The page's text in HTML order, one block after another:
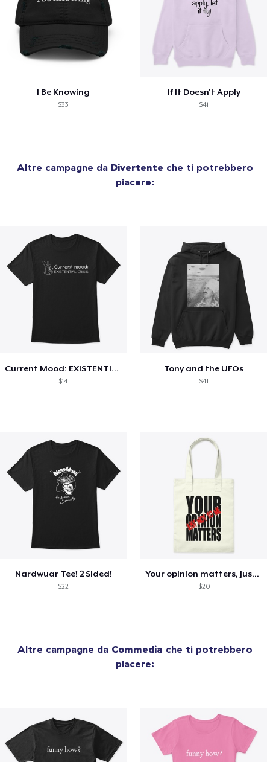
I Be Knowing
$33
If It Doesn't Apply
$41
Altre campagne da Divertente che ti potrebbero
piacere:
Current Mood: EXISTENTIAL CRISIS
$14
Tony and the UFOs
$41
Nardwuar Tee! 2 Sided!
$22
Your opinion matters, Just not to me!
$20
Altre campagne da Commedia che ti potrebbero
piacere: